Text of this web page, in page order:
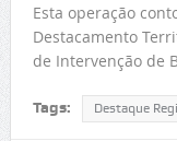
Esta operação
Destacamento
de Intervenção de
Tags: Destaque